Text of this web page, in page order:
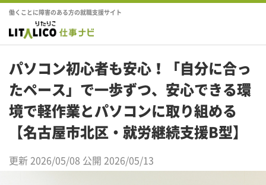
働くことに障害のある方の就職支援サイト
パソコン初心者も安心！「自分に合っ
たペース」で一歩ずつ、安心できる環
境で軽作業とパソコンに取り組める
【名古屋市北区・就労継続支援B型】
更新 2026/05/08 公開 2026/05/13